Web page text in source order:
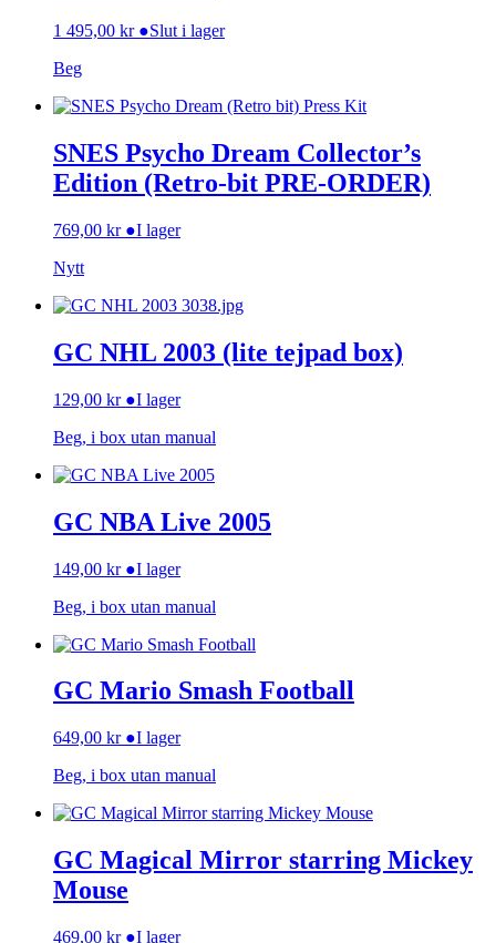
1 495,00 kr ●Slut i lager
Beg
SNES Psycho Dream Collector’s
Edition (Retro-bit PRE-ORDER)
769,00 kr ●I lager
Nytt
GC NHL 2003 (lite tejpad box)
129,00 kr ●I lager
Beg, i box utan manual
GC NBA Live 2005
149,00 kr ●I lager
Beg, i box utan manual
GC Mario Smash Football
649,00 kr ●I lager
Beg, i box utan manual
GC Magical Mirror starring Mickey
Mouse
469,00 kr ●I lager